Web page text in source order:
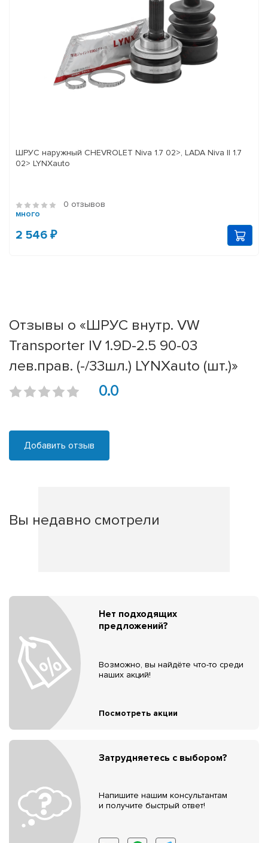
ШРУС наружный CHEVROLET Niva 1.7 02>, LADA Niva II 1.7
02> LYNXauto
0 отзывов
много
2 546 ₽
Отзывы о «ШРУС внутр. VW
Transporter IV 1.9D-2.5 90-03
лев.прав. (-/33шл.) LYNXauto (шт.)»
0.0
Добавить отзыв
Вы недавно смотрели
Нет подходящих
предложений?
Возможно, вы найдёте что-то среди
наших акций!
Посмотреть акции
Затрудняетесь с выбором?
Напишите нашим консультантам
и получите быстрый ответ!